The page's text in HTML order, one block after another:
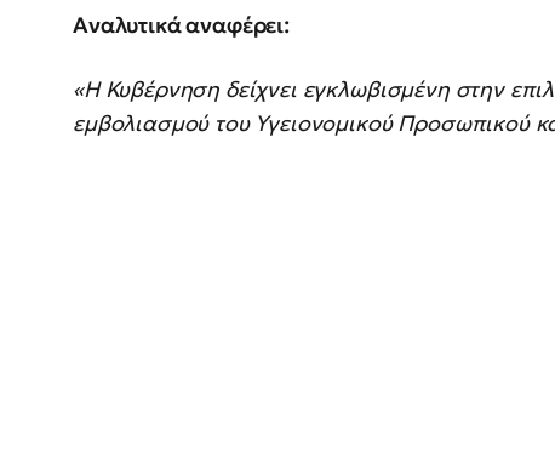
Αναλυτικά αναφέρει:
«Η Κυβέρνηση δείχνει εγκλωβισμένη στην
εμβολιασμού του Υγειονομικού Προσωπικού